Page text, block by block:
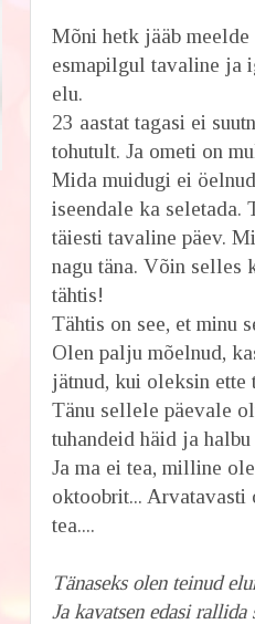
Mõni hetk jääb
esmapilgul tavaline ja
elu.
23 aastat tagasi ei
tohutult. Ja ometi on
Mida muidugi ei
iseendale ka seletada.
täiesti tavaline päev.
nagu täna. Võin selles
tähtis!
Tähtis on see, et minu
Olen palju mõelnud,
jätnud, kui oleksin ette
Tänu sellele päevale
tuhandeid häid ja
Ja ma ei tea, milline
oktoobrit...
tea....
Tänaseks olen teinud
Ja kavatsen edasi rallida